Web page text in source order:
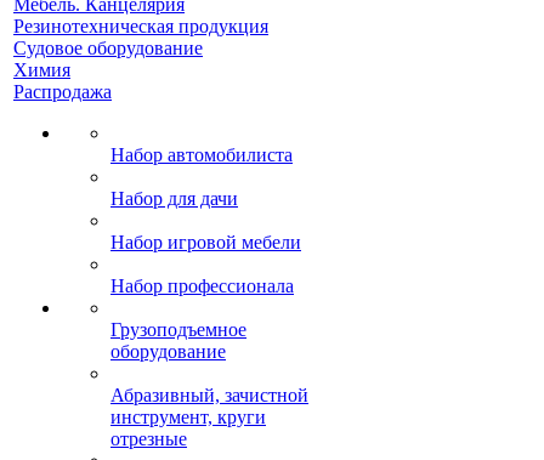
Мебель. Канцелярия
Резинотехническая продукция
Судовое оборудование
Химия
Распродажа
Набор автомобилиста
Набор для дачи
Набор игровой мебели
Набор профессионала
Грузоподъемное
оборудование
Абразивный, зачистной
инструмент, круги
отрезные